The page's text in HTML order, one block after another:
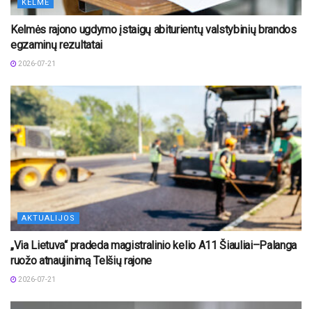
KELMĖ
Kelmės rajono ugdymo įstaigų abiturientų valstybinių brandos
egzaminų rezultatai
2026-07-21
AKTUALIJOS
„Via Lietuva“ pradeda magistralinio kelio A11 Šiauliai–Palanga
ruožo atnaujinimą Telšių rajone
2026-07-21